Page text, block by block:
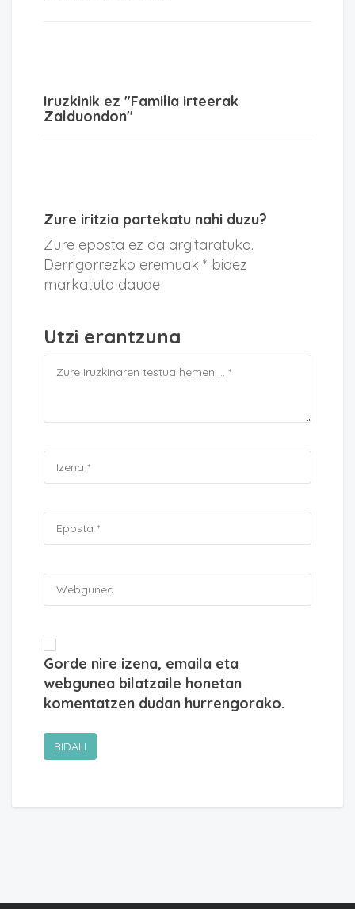
Iruzkinik ez "Familia irteerak
Zalduondon"
Zure iritzia partekatu nahi duzu?
Zure eposta ez da argitaratuko.
Derrigorrezko eremuak * bidez
markatuta daude
Utzi erantzuna
Gorde nire izena, emaila eta
webgunea bilatzaile honetan
komentatzen dudan hurrengorako.